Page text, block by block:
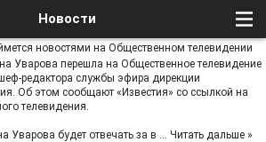
Новости
новостями на Общественном телевидении
Уварова перешла на Общественное телевидение
редактора службы эфира дирекции
Об этом сообщают «Известия» со ссылкой на
телевидения.
будет отвечать за в ... Читать дальше »